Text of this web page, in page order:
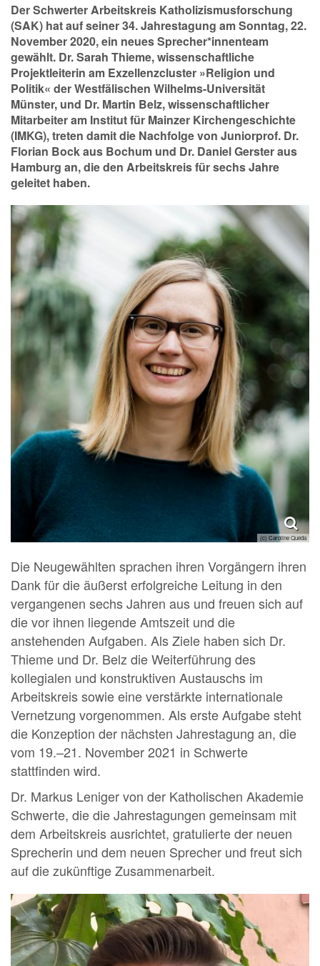
Der Schwerter Arbeitskreis Katholizismusforschung
(SAK) hat auf seiner 34. Jahrestagung am Sonntag, 22.
November 2020, ein neues Sprecher*innenteam
gewählt. Dr. Sarah Thieme, wissenschaftliche
Projektleiterin am Exzellenzcluster »Religion und
Politik« der Westfälischen Wilhelms-Universität
Münster, und Dr. Martin Belz, wissenschaftlicher
Mitarbeiter am Institut für Mainzer Kirchengeschichte
(IMKG), treten damit die Nachfolge von Juniorprof. Dr.
Florian Bock aus Bochum und Dr. Daniel Gerster aus
Hamburg an, die den Arbeitskreis für sechs Jahre
geleitet haben.
(c) Caroline Queda
Die Neugewählten sprachen ihren Vorgängern ihren
Dank für die äußerst erfolgreiche Leitung in den
vergangenen sechs Jahren aus und freuen sich auf
die vor ihnen liegende Amtszeit und die
anstehenden Aufgaben. Als Ziele haben sich Dr.
Thieme und Dr. Belz die Weiterführung des
kollegialen und konstruktiven Austauschs im
Arbeitskreis sowie eine verstärkte internationale
Vernetzung vorgenommen. Als erste Aufgabe steht
die Konzeption der nächsten Jahrestagung an, die
vom 19.–21. November 2021 in Schwerte
stattfinden wird.
Dr. Markus Leniger von der Katholischen Akademie
Schwerte, die die Jahrestagungen gemeinsam mit
dem Arbeitskreis ausrichtet, gratulierte der neuen
Sprecherin und dem neuen Sprecher und freut sich
auf die zukünftige Zusammenarbeit.